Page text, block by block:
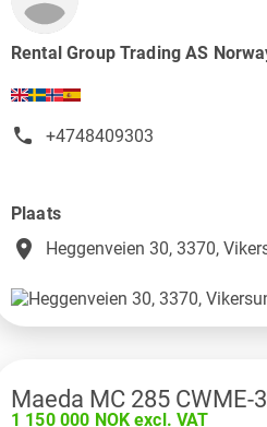
Rental Group Trading AS
+4748409303
Plaats
place Heggenveien 30, 3370,
Maeda MC 285 CWME-
1 150 000 NOK excl. VAT